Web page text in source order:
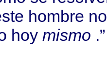
hombre
hoy mismo .”